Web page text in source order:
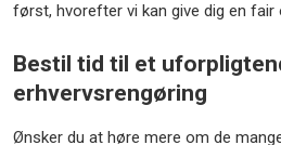
først, hvorefter vi kan give dig en fair
Bestil tid til et
erhvervsrengøring
Ønsker du at høre mere om de